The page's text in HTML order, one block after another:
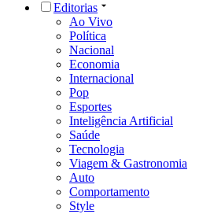
Editorias
Ao Vivo
Política
Nacional
Economia
Internacional
Pop
Esportes
Inteligência Artificial
Saúde
Tecnologia
Viagem & Gastronomia
Auto
Comportamento
Style